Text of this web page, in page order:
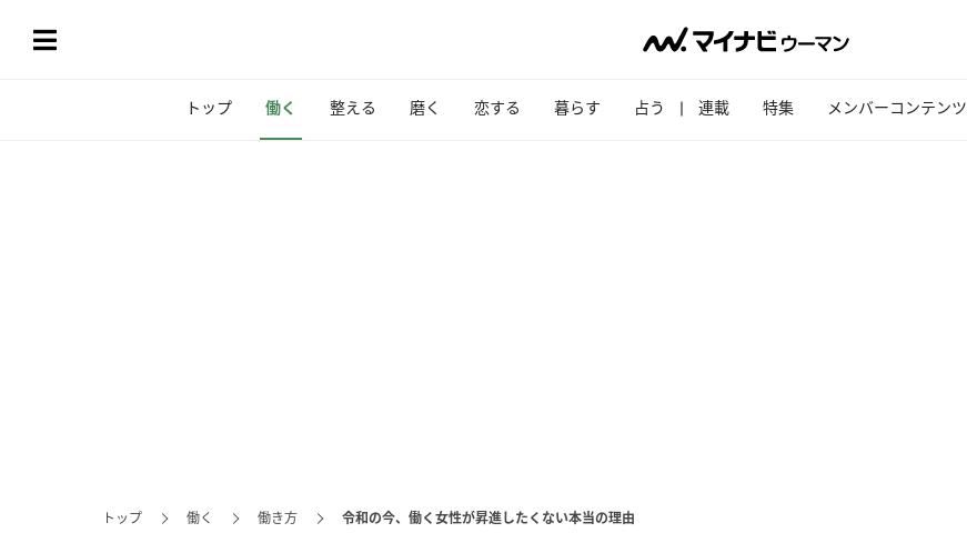
トップ 働く 整える 磨く 恋する 暮らす 占う 連載 特集 メンバーコンテンツ
トップ 働く 働き方 令和の今、働く女性が昇進したくない本当の理由